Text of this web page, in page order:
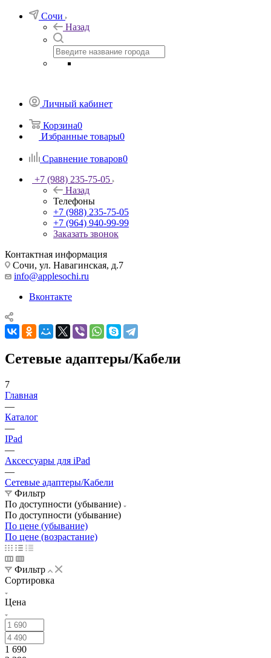
Сочи
Назад
Личный кабинет
Корзина0
Избранные товары0
Сравнение товаров0
+7 (988) 235-75-05
Назад
Телефоны
+7 (988) 235-75-05
+7 (964) 940-99-99
Заказать звонок
Контактная информация
Сочи, ул. Навагинская, д.7
info@applesochi.ru
Вконтакте
Сетевые адаптеры/Кабели
7
Главная
—
Каталог
—
IPad
—
Аксессуары для iPad
—
Сетевые адаптеры/Кабели
Фильтр
По доступности (убывание)
По доступности (убывание)
По цене (убывание)
По цене (возрастание)
Фильтр
Сортировка
Цена
1 690